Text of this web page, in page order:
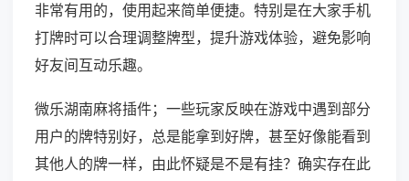
非常有用的，使用起来简单便捷。特别是在大家手机
打牌时可以合理调整牌型，提升游戏体验，避免影响
好友间互动乐趣。
微乐湖南麻将插件；一些玩家反映在游戏中遇到部分
用户的牌特别好，总是能拿到好牌，甚至好像能看到
其他人的牌一样，由此怀疑是不是有挂？确实存在此